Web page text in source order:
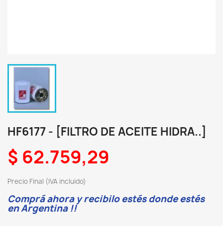
HF6177 - [FILTRO DE ACEITE HIDRA..]
$ 62.759,29
Precio Final (IVA incluido)
Comprá ahora y recibilo estés donde estés
en Argentina !!